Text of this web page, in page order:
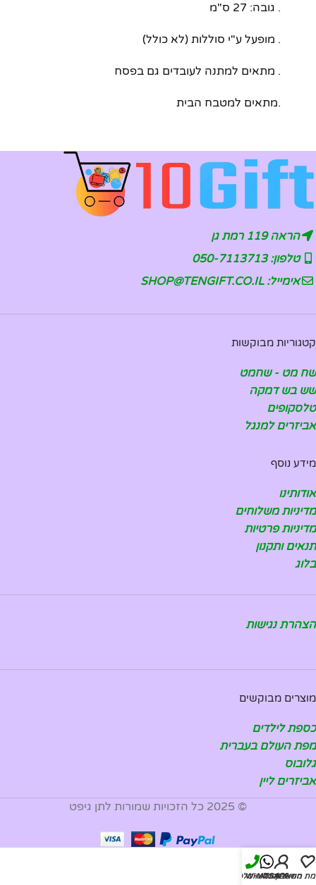
. גובה: 27 ס"מ
. מופעל ע"י סוללות (לא כולל)
. מתאים למתנה לעובדים גם בפסח
.מתאים למטבח הבית
הראה 119 רמת גן
טלפון: 050-7113713
אימייל: SHOP@TENGIFT.CO.IL
קטגוריות מבוקשות
שח מט - שחמט
שש בש דמקה
טלסקופים
אביזרים למנגל
מידע נוסף
אודותינו
מדיניות משלוחים
מדיניות פרטיות
תנאים ותקנון
בלוג
הצהרת נגישות
מוצרים מבוקשים
כספת לילדים
מפת העולם בעברית
גלובוס
אביזרים ליין
© 2025 כל הזכויות שמורות לתן גיפט
משאלות
החשבון שלי
WHATSAPP
להזמנה טלפונית